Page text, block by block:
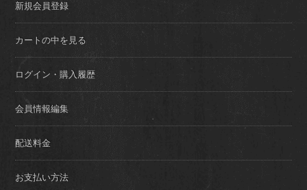
新規会員登録
カートの中を見る
ログイン・購入履歴
会員情報編集
配送料金
お支払い方法